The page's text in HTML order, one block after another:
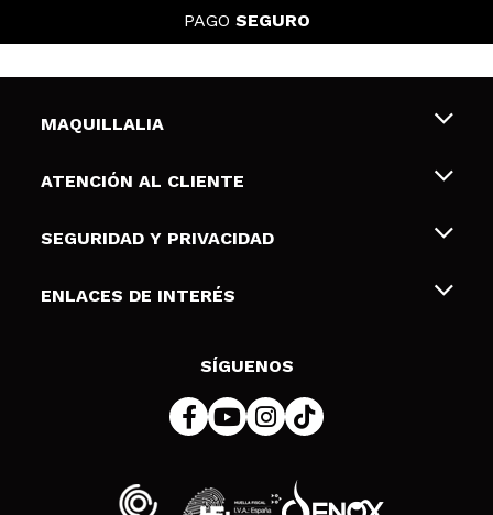
PAGO SEGURO
MAQUILLALIA
Sobre nosotros
Tarjetas de Regalo
ATENCIÓN AL CLIENTE
Envíos y devoluciones
Formas de pago
SEGURIDAD Y PRIVACIDAD
Terminos y condiciones de uso
Política de cookies
ENLACES DE INTERÉS
SÍGUENOS